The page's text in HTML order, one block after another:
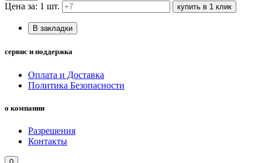
Цена за: 1 шт. купить в 1 клик
В закладки
сервис и поддержка
Оплата и Доставка
Политика Безопасности
о компании
Разрешения
Контакты